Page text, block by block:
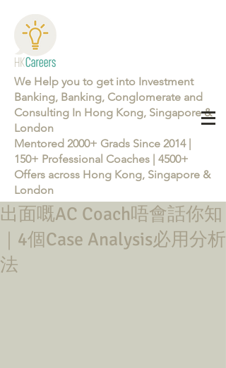
We Help you to get into Investment
Banking, Banking, Conglomerate and
Consulting In Hong Kong, Singapore &
London
Mentored 2000+ Grads Since 2014 |
150+ Professional Coaches | 4500+
Offers across Hong Kong, Singapore &
London
Learn more about the Career Training Program 26/27
出面嘅AC Coach唔會話你知
｜4個Case Analysis必用分析
法